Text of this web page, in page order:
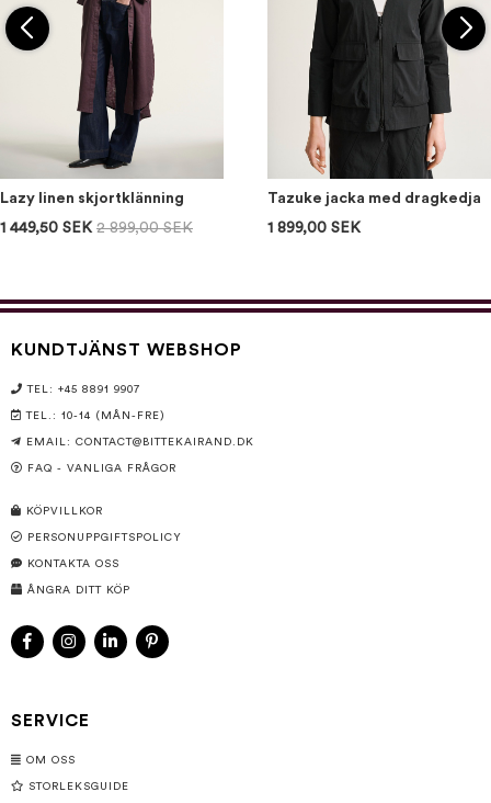
Lazy linen skjortklänning
1 449,50 SEK 2 899,00 SEK
Tazuke jacka med dragkedja
1 899,00 SEK
KUNDTJÄNST WEBSHOP
TEL: +45 8891 9907
TEL.: 10-14 (MÅN-FRE)
EMAIL: CONTACT@BITTEKAIRAND.DK
FAQ - VANLIGA FRÅGOR
KÖPVILLKOR
PERSONUPPGIFTSPOLICY
KONTAKTA OSS
ÅNGRA DITT KÖP
SERVICE
OM OSS
STORLEKSGUIDE